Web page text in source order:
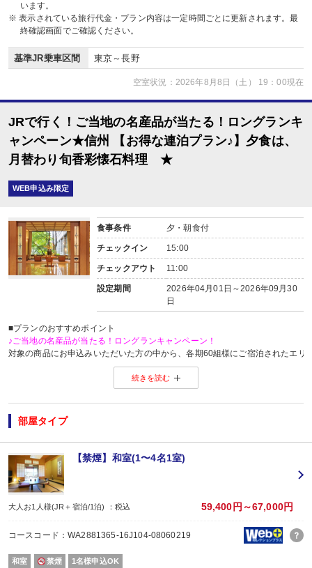
います。
※ 表示されている旅行代金・プラン内容は一定時間ごとに更新されます。最
終確認画面でご確認ください。
基準JR乗車区間 東京～長野
空室状況：2026年8月8日（土） 19：00現在
JRで行く！ご当地の名産品が当たる！ロングランキ
ャンペーン★信州 【お得な連泊プラン♪】夕食は、
月替わり旬香彩懐石料理 ★
WEB申込み限定
食事条件 夕・朝食付
チェックイン 15:00
チェックアウト 11:00
設定期間
2026年04月01日～2026年09月30
日
■プランのおすすめポイント
♪ご当地の名産品が当たる！ロングランキャンペーン！
対象の商品にお申込みいただいた方の中から、各期60組様にご宿泊されたエリ
※当選した方には各期終了後の翌月中旬頃にメールにてご連絡いたします。
当選した場合は、ご当地名産品発送のため、お客様の氏名・住所・電話番号
ご当地名産品発送以外の目的では使用いたしません。
※「＠nta.co.jp」よりメールをお送りいたしますので、ドメイン受信設定を
※
ご当地名産品キャンペーンサイト 詳しくはこちら
【連泊がお得♪】
２泊以上でお申し込みできる、お得なプランです。
※１泊でのご予約はできません
※すべての宿泊日が同一条件となります。
【おたのしみメニュー】
・貸切風呂45分1,000円でご利用ＯＫ
（通常45分2,000円／チェックイン時先
・誕生日又は賀寿の方はケーキと記念写真付。結婚記念日の方はリキュール酒
※記念日前後二週間が宿泊期間中に含まれる場合に限ります。証明できるも
※予約条件入力の画面でチェックを入れて下さい。
続きを読む
部屋タイプ
【禁煙】和室(1〜4名1室)
大人お1人様(JR＋宿泊/1泊) ：税込 59,400円～67,000円
コースコード：WA2881365-16J104-08060219
和室 禁煙 1名様申込OK